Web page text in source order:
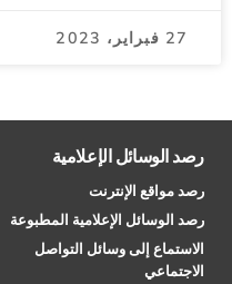
27 فبراير، 2023
رصد الوسائل الإعلامية
رصد مواقع الإنترنت
رصد الوسائل الإعلامية المطبوعة
الاستماع إلى وسائل التواصل
الاجتماعي